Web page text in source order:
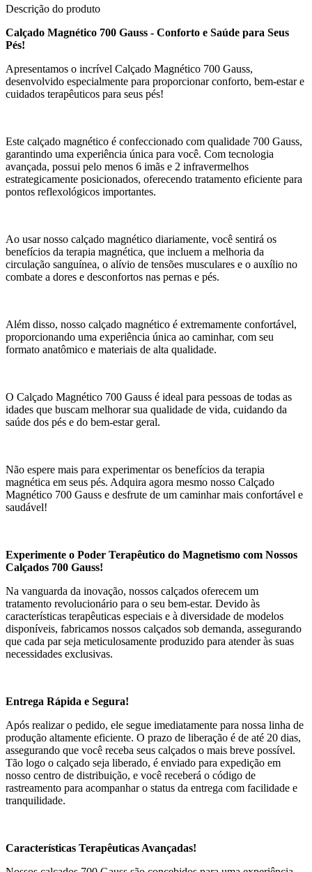
Descrição do produto
Calçado Magnético 700 Gauss - Conforto e Saúde para Seus
Pés!
Apresentamos o incrível Calçado Magnético 700 Gauss,
desenvolvido especialmente para proporcionar conforto, bem-estar e
cuidados terapêuticos para seus pés!
Este calçado magnético é confeccionado com qualidade 700 Gauss,
garantindo uma experiência única para você. Com tecnologia
avançada, possui pelo menos 6 imãs e 2 infravermelhos
estrategicamente posicionados, oferecendo tratamento eficiente para
pontos reflexológicos importantes.
Ao usar nosso calçado magnético diariamente, você sentirá os
benefícios da terapia magnética, que incluem a melhoria da
circulação sanguínea, o alívio de tensões musculares e o auxílio no
combate a dores e desconfortos nas pernas e pés.
Além disso, nosso calçado magnético é extremamente confortável,
proporcionando uma experiência única ao caminhar, com seu
formato anatômico e materiais de alta qualidade.
O Calçado Magnético 700 Gauss é ideal para pessoas de todas as
idades que buscam melhorar sua qualidade de vida, cuidando da
saúde dos pés e do bem-estar geral.
Não espere mais para experimentar os benefícios da terapia
magnética em seus pés. Adquira agora mesmo nosso Calçado
Magnético 700 Gauss e desfrute de um caminhar mais confortável e
saudável!
Experimente o Poder Terapêutico do Magnetismo com Nossos
Calçados 700 Gauss!
Na vanguarda da inovação, nossos calçados oferecem um
tratamento revolucionário para o seu bem-estar. Devido às
características terapêuticas especiais e à diversidade de modelos
disponíveis, fabricamos nossos calçados sob demanda, assegurando
que cada par seja meticulosamente produzido para atender às suas
necessidades exclusivas.
Entrega Rápida e Segura!
Após realizar o pedido, ele segue imediatamente para nossa linha de
produção altamente eficiente. O prazo de liberação é de até 20 dias,
assegurando que você receba seus calçados o mais breve possível.
Tão logo o calçado seja liberado, é enviado para expedição em
nosso centro de distribuição, e você receberá o código de
rastreamento para acompanhar o status da entrega com facilidade e
tranquilidade.
Características Terapêuticas Avançadas!